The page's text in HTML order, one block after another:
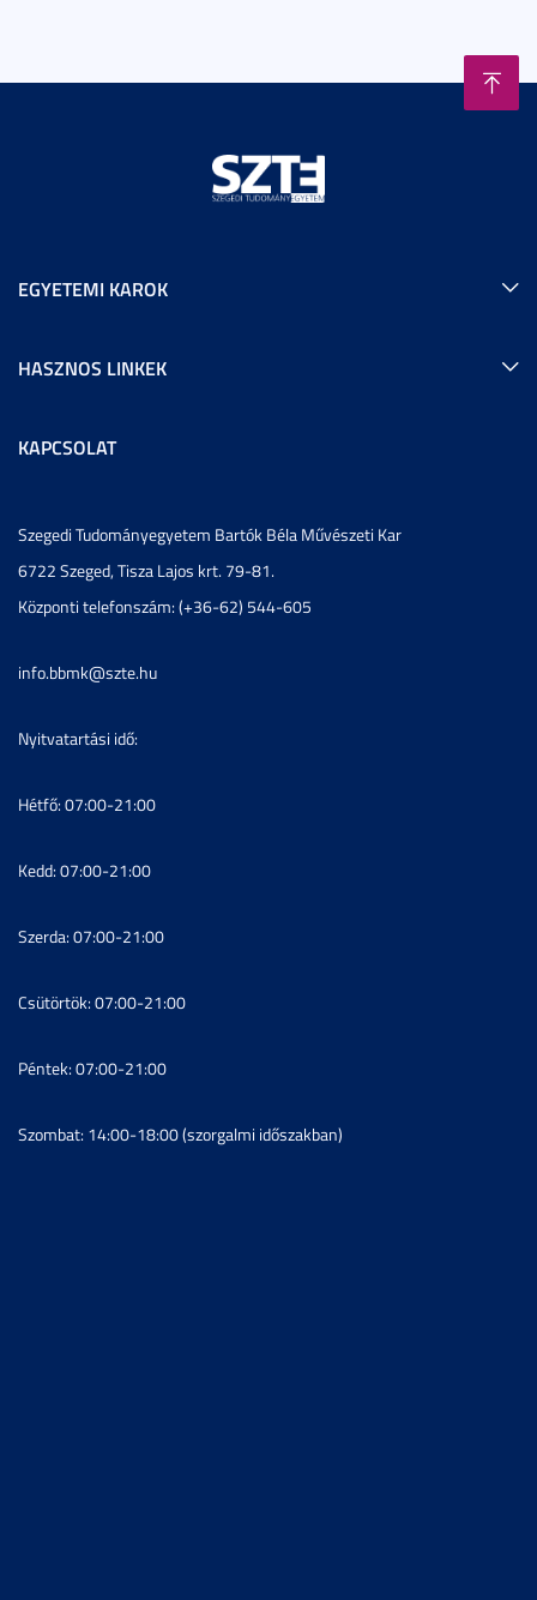
EGYETEMI KAROK
HASZNOS LINKEK
KAPCSOLAT
Szegedi Tudományegyetem Bartók Béla Művészeti Kar
6722 Szeged, Tisza Lajos krt. 79-81.
Központi telefonszám: (+36-62) 544-605
info.bbmk@szte.hu
Nyitvatartási idő:
Hétfő: 07:00-21:00
Kedd: 07:00-21:00
Szerda: 07:00-21:00
Csütörtök: 07:00-21:00
Péntek: 07:00-21:00
Szombat: 14:00-18:00 (szorgalmi időszakban)